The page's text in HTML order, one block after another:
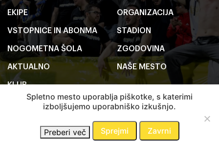
EKIPE
VSTOPNICE IN ABONMA
NOGOMETNA ŠOLA
AKTUALNO
KLUB
ORGANIZACIJA
STADION
ZGODOVINA
NAŠE MESTO
2020 FC Koper
Pravno obvestilo
Avtorji:
Emigma
Spletno mesto uporablja piškotke, s katerimi
izboljšujemo uporabniško izkušnjo.
Sprejmi Zavrni
Preberi več